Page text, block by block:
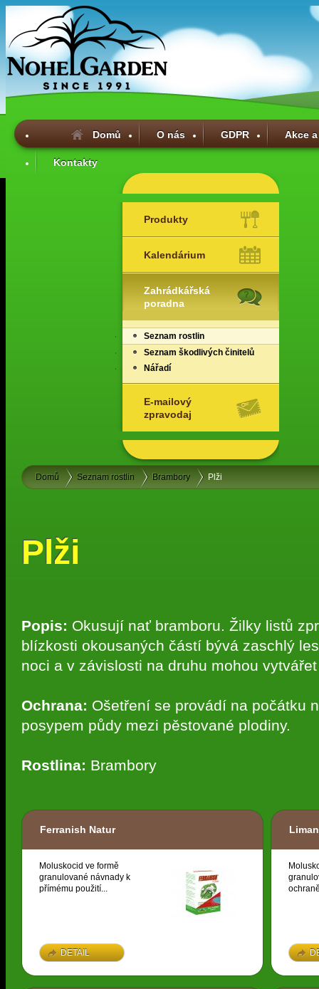
Domů O nás GDPR Akce
Kontakty
Produkty
Kalendárium
Zahrádkářská
poradna
Seznam rostlin
Seznam škodlivých činitelů
Nářadí
E-mailový
zpravodaj
Domů Seznam rostlin Brambory Plži
Plži
Popis: Okusují nať bramboru. Žilky listů
blízkosti okousaných částí bývá zaschlý
noci a v závislosti na druhu mohou
Ochrana: Ošetření se provádí na počátku
posypem půdy mezi pěstované plodiny.
Rostlina: Brambory
Ferranish Natur
Moluskocid ve formě
granulované návnady k
přímému použití...
DETAIL